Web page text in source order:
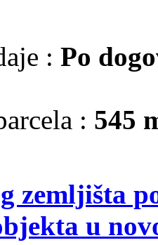
: Po
: 545
zemljišta
u